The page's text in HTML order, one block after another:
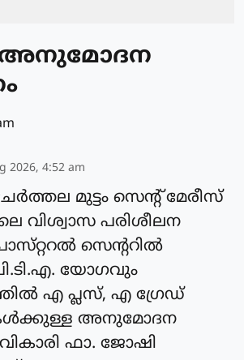
അനുമോദന
2026, 4:52 am
മുട്ടം സെൻ്റ് മേരീസ്
വിശ്വാസ പരിശീലന
പാസ്‌റ്ററൽ സെന്ററിൽ
യോഗവും
എ പ്ലസ്, എ ഗ്രേഡ്
അനുമോദന
ഫാ. ജോഷി